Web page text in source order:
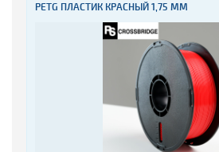
PETG ПЛАСТИК КРАСНЫЙ 1,75 ММ